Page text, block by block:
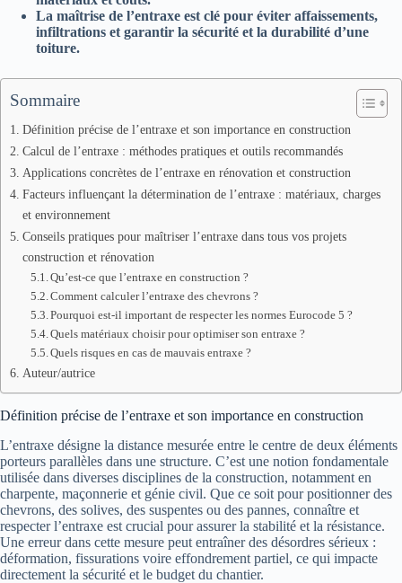
La maîtrise de l’entraxe est clé pour éviter affaissements,
infiltrations et garantir la sécurité et la durabilité d’une
toiture.
Sommaire
Définition précise de l’entraxe et son importance en construction
Calcul de l’entraxe : méthodes pratiques et outils recommandés
Applications concrètes de l’entraxe en rénovation et construction
Facteurs influençant la détermination de l’entraxe : matériaux, charges
et environnement
Conseils pratiques pour maîtriser l’entraxe dans tous vos projets
construction et rénovation
Qu’est-ce que l’entraxe en construction ?
Comment calculer l’entraxe des chevrons ?
Pourquoi est-il important de respecter les normes Eurocode 5 ?
Quels matériaux choisir pour optimiser son entraxe ?
Quels risques en cas de mauvais entraxe ?
Auteur/autrice
Définition précise de l’entraxe et son importance en construction
L’entraxe désigne la distance mesurée entre le centre de deux éléments
porteurs parallèles dans une structure. C’est une notion fondamentale
utilisée dans diverses disciplines de la construction, notamment en
charpente, maçonnerie et génie civil. Que ce soit pour positionner des
chevrons, des solives, des suspentes ou des pannes, connaître et
respecter l’entraxe est crucial pour assurer la stabilité et la résistance.
Une erreur dans cette mesure peut entraîner des désordres sérieux :
déformation, fissurations voire effondrement partiel, ce qui impacte
directement la sécurité et le budget du chantier.